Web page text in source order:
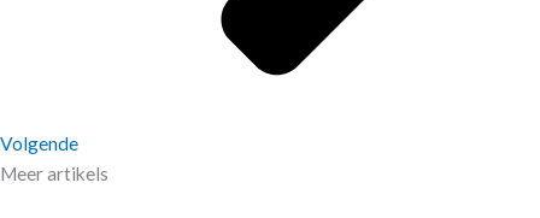
Volgende
Meer artikels